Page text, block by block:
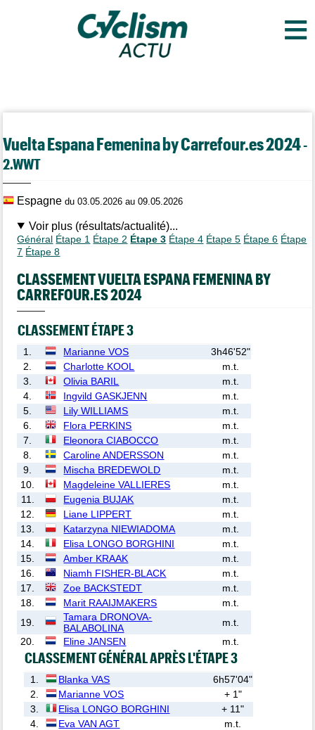
≡
Vuelta Espana Femenina by Carrefour.es 2024-
2.WWT
Espagnedu 03.05.2026 au 09.05.2026
Voir plus (résultats/actualité)...
Général Étape 1 Étape 2 Étape 3 Étape 4 Étape 5 Étape 6 Étape
7 Étape 8
CLASSEMENT VUELTA ESPANA FEMENINA BY
CARREFOUR.ES 2024
CLASSEMENT ÉTAPE 3
1. Marianne VOS
3h46'52"
2.
Charlotte KOOL
m.t.
3.
Olivia BARIL
m.t.
4.
Ingvild GASKJENN
m.t.
5.
Lily WILLIAMS
m.t.
6.
Flora PERKINS
m.t.
7.
Eleonora CIABOCCO
m.t.
8.
Caroline ANDERSSON
m.t.
9.
Mischa BREDEWOLD
m.t.
10.
Magdeleine VALLIERES
m.t.
11.
Eugenia BUJAK
m.t.
12.
Liane LIPPERT
m.t.
13.
Katarzyna NIEWIADOMA
m.t.
14.
Elisa LONGO BORGHINI
m.t.
15.
Amber KRAAK
m.t.
16.
Niamh FISHER-BLACK
m.t.
17.
Zoe BACKSTEDT
m.t.
18.
Marit RAAIJMAKERS
m.t.
19.
Tamara DRONOVA-
BALABOLINA
m.t.
20.
Eline JANSEN m.t.
CLASSEMENT GÉNÉRAL APRÈS L'ÉTAPE 3
1. Blanka VAS
6h57'04"
2.
Marianne VOS
+ 1"
3.
Elisa LONGO BORGHINI
+ 11"
4.
Eva VAN AGT
m.t.